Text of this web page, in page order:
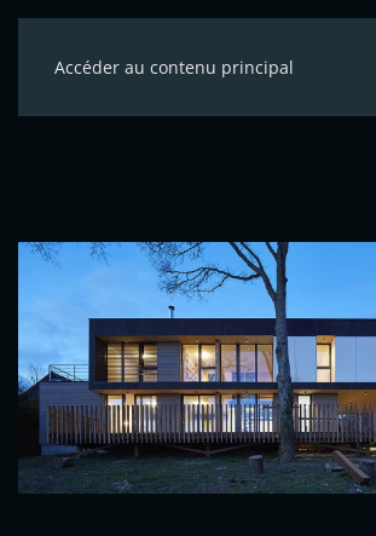
Accéder au contenu principal